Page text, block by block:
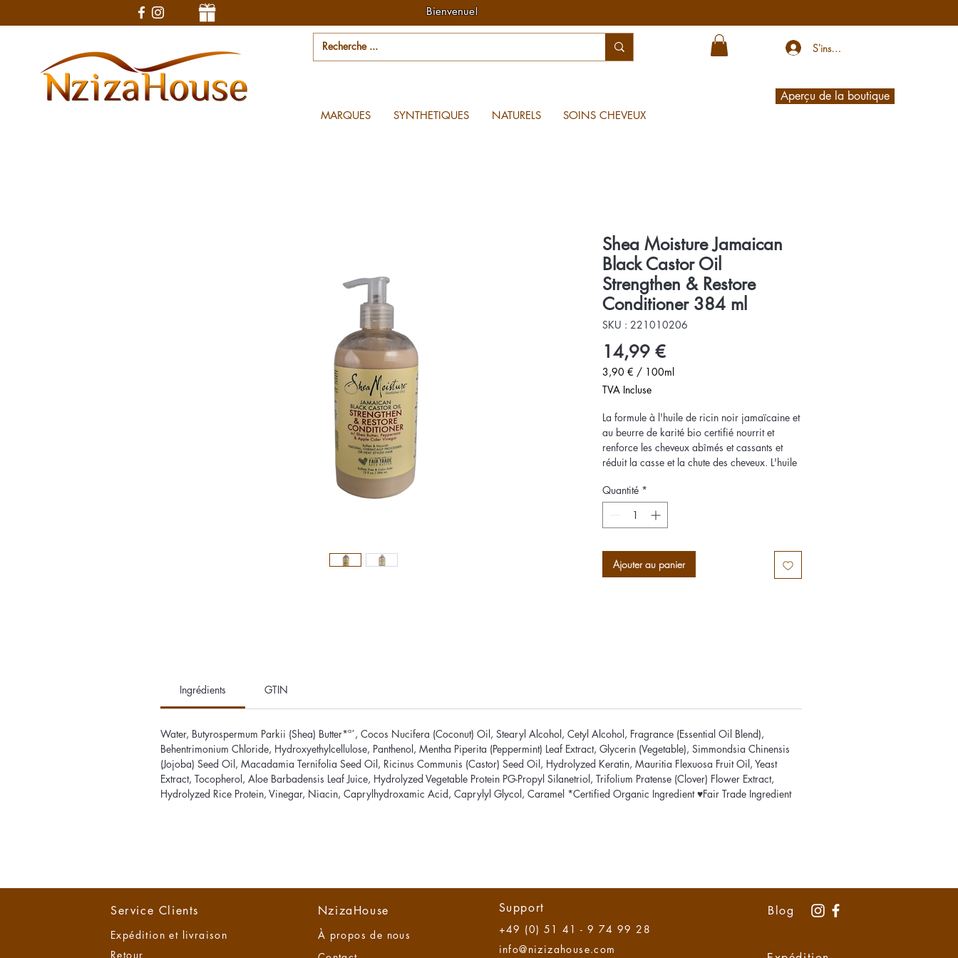
MARQUES SYNTHETIQUES NATURELS SOINS CHEVEUX
S'inscrire
Aperçu de la boutique
Bienvenue!
Shea Moisture Jamaican
Black Castor Oil
Strengthen & Restore
Conditioner 384 ml
SKU : 221010206
14,99 €Prix
3,90 € / 100ml
3,90 €
pour
Millilitres
TVA Incluse
La formule à l'huile de ricin noir jamaïcaine et
au beurre de karité bio certifié nourrit et
renforce les cheveux abîmés et cassants et
réduit la casse et la chute des cheveux. L'huile
procure une expérience tonifiante. Il laisse les
cheveux brillants et complètement rajeunis. Elle
démêle les cheveux et les hydrate.
Quantité *
Ajouter au panier
Ingrédients GTIN
Water, Butyrospermum Parkii (Shea) Butter*ª´, Cocos Nucifera (Coconut) Oil, Stearyl Alcohol, Cetyl Alcohol, Fragrance (Essential Oil Blend),
Behentrimonium Chloride, Hydroxyethylcellulose, Panthenol, Mentha Piperita (Peppermint) Leaf Extract, Glycerin (Vegetable), Simmondsia Chinensis
(Jojoba) Seed Oil, Macadamia Ternifolia Seed Oil, Ricinus Communis (Castor) Seed Oil, Hydrolyzed Keratin, Mauritia Flexuosa Fruit Oil, Yeast
Extract, Tocopherol, Aloe Barbadensis Leaf Juice, Hydrolyzed Vegetable Protein PG-Propyl Silanetriol, Trifolium Pratense (Clover) Flower Extract,
Hydrolyzed Rice Protein, Vinegar, Niacin, Caprylhydroxamic Acid, Caprylyl Glycol, Caramel *Certified Organic Ingredient ♥Fair Trade Ingredient
Service Clients
Expédition et livraison
Retour
NzizaHouse
À propos de nous
Support
+49 (0) 51 41 - 9 74 99 28
info@nizizahouse.com
Blog